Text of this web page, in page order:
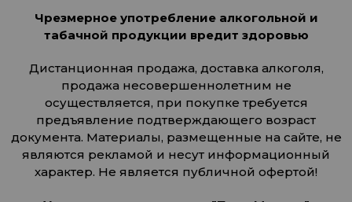
Чрезмерное употребление алкогольной и
табачной продукции вредит здоровью
Дистанционная продажа, доставка алкоголя,
продажа несовершеннолетним не
осуществляется, при покупке требуется
предъявление подтверждающего возраст
документа. Материалы, размещенные на сайте, не
являются рекламой и несут информационный
характер. Не является публичной офертой!